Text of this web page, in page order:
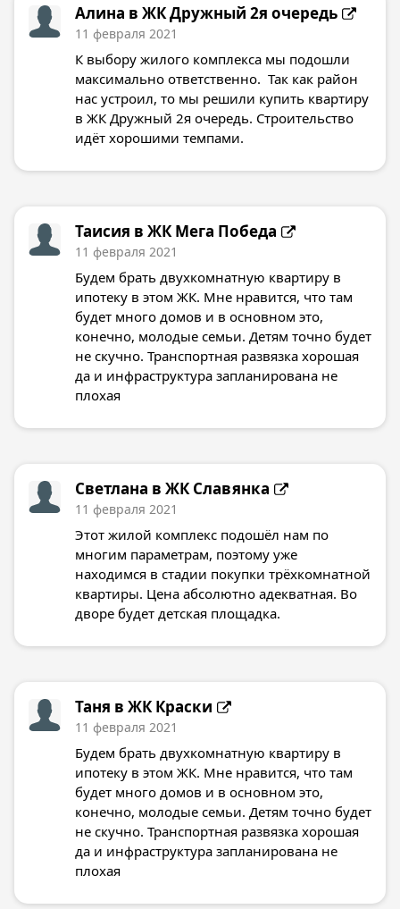
Алина в ЖК Дружный 2я очередь
11 февраля 2021
К выбору жилого комплекса мы подошли
максимально ответственно. Так как район
нас устроил, то мы решили купить квартиру
в ЖК Дружный 2я очередь. Строительство
идёт хорошими темпами.
Таисия в ЖК Мега Победа
11 февраля 2021
Будем брать двухкомнатную квартиру в
ипотеку в этом ЖК. Мне нравится, что там
будет много домов и в основном это,
конечно, молодые семьи. Детям точно будет
не скучно. Транспортная развязка хорошая
да и инфраструктура запланирована не
плохая
Светлана в ЖК Славянка
11 февраля 2021
Этот жилой комплекс подошёл нам по
многим параметрам, поэтому уже
находимся в стадии покупки трёхкомнатной
квартиры. Цена абсолютно адекватная. Во
дворе будет детская площадка.
Таня в ЖК Краски
11 февраля 2021
Будем брать двухкомнатную квартиру в
ипотеку в этом ЖК. Мне нравится, что там
будет много домов и в основном это,
конечно, молодые семьи. Детям точно будет
не скучно. Транспортная развязка хорошая
да и инфраструктура запланирована не
плохая